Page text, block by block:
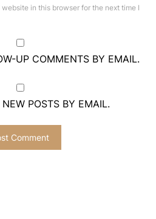
in this browser for the next time I
UP COMMENTS BY EMAIL.
POSTS BY EMAIL.